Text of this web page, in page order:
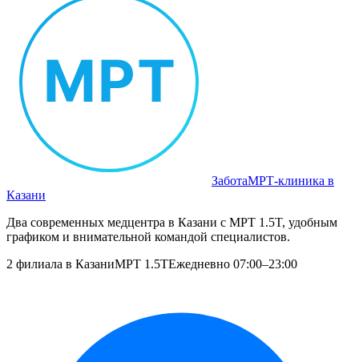
ЗаботаМРТ‑клиника в
Казани
Два современных медцентра в Казани с МРТ 1.5T, удобным
графиком и внимательной командой специалистов.
2 филиала в КазаниМРТ 1.5TЕжедневно 07:00–23:00